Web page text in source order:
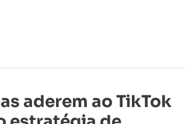
aderem ao TikTok